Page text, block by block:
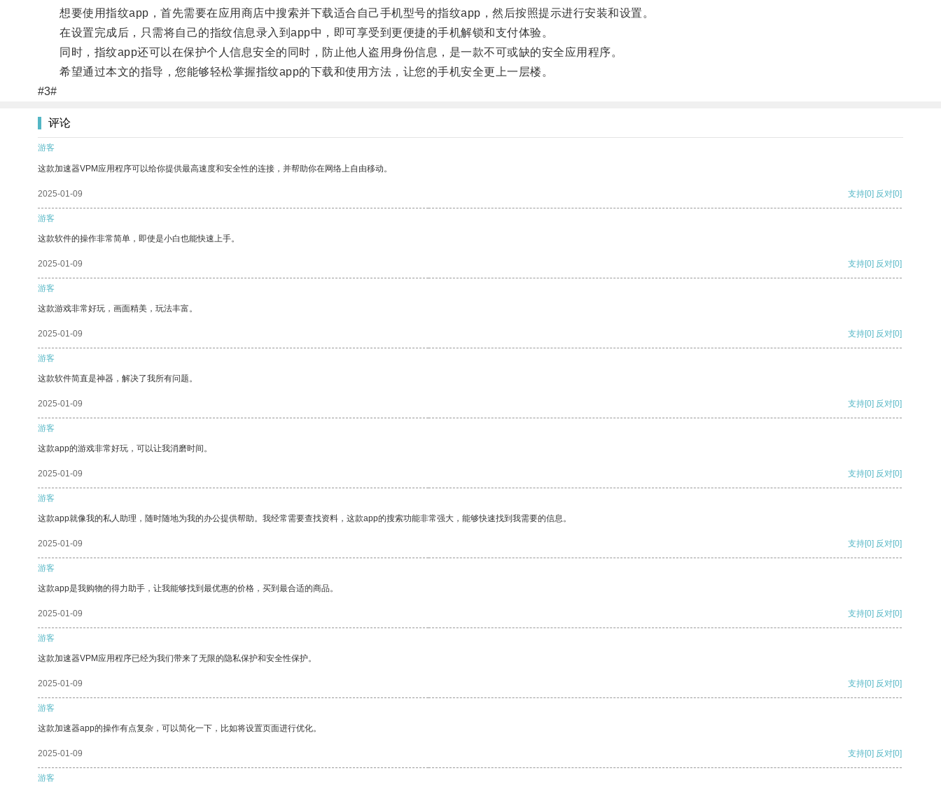
想要使用指纹app，首先需要在应用商店中搜索并下载适合自己手机型号的指纹app，然后按照提示进行安装和设置。
在设置完成后，只需将自己的指纹信息录入到app中，即可享受到更便捷的手机解锁和支付体验。
同时，指纹app还可以在保护个人信息安全的同时，防止他人盗用身份信息，是一款不可或缺的安全应用程序。
希望通过本文的指导，您能够轻松掌握指纹app的下载和使用方法，让您的手机安全更上一层楼。
#3#
评论
游客
这款加速器VPM应用程序可以给你提供最高速度和安全性的连接，并帮助你在网络上自由移动。
2025-01-09 支持[0] 反对[0]
游客
这款软件的操作非常简单，即使是小白也能快速上手。
2025-01-09 支持[0] 反对[0]
游客
这款游戏非常好玩，画面精美，玩法丰富。
2025-01-09 支持[0] 反对[0]
游客
这款软件简直是神器，解决了我所有问题。
2025-01-09 支持[0] 反对[0]
游客
这款app的游戏非常好玩，可以让我消磨时间。
2025-01-09 支持[0] 反对[0]
游客
这款app就像我的私人助理，随时随地为我的办公提供帮助。我经常需要查找资料，这款app的搜索功能非常强大，能够快速找到我需要的信息。
2025-01-09 支持[0] 反对[0]
游客
这款app是我购物的得力助手，让我能够找到最优惠的价格，买到最合适的商品。
2025-01-09 支持[0] 反对[0]
游客
这款加速器VPM应用程序已经为我们带来了无限的隐私保护和安全性保护。
2025-01-09 支持[0] 反对[0]
游客
这款加速器app的操作有点复杂，可以简化一下，比如将设置页面进行优化。
2025-01-09 支持[0] 反对[0]
游客